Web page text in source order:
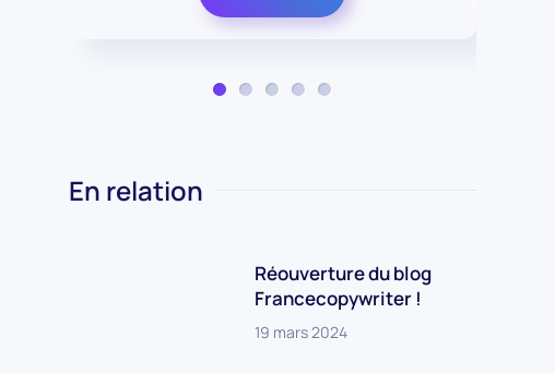
En relation
Réouverture du blog
Francecopywriter !
19 mars 2024